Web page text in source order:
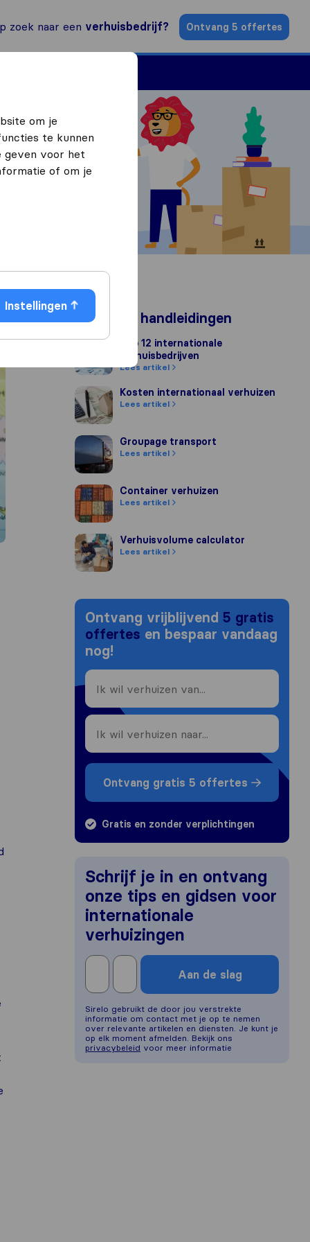
zoek naar een verhuisbedrijf? Ontvang 5 offertes
Populaire handleidingen
Top 12 internationale verhuisbedrijven
Top 12 internationale
verhuisbedrijven
Lees artikel
Kosten internationaal verhuizen
Kosten internationaal verhuizen
Lees artikel
Groupage transport
Groupage transport
Lees artikel
Container verhuizen
Container verhuizen
Lees artikel
Verhuisvolume calculator
Verhuisvolume calculator
Lees artikel
Ontvang vrijblijvend 5 gratis
offertes en bespaar vandaag
nog!
Ontvang gratis 5 offertes
Gratis en zonder verplichtingen
Schrijf je in en ontvang
onze tips en gidsen voor
internationale
verhuizingen
Aan de slag
Sirelo gebruikt de door jou verstrekte
informatie om contact met je op te nemen
over relevante artikelen en diensten. Je kunt je
op elk moment afmelden. Bekijk ons
privacybeleid voor meer informatie
om je
te kunnen
geven voor het
of om je
Instellingen